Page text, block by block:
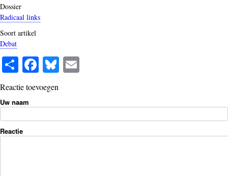
Dossier
Radicaal links
Soort artikel
Debat
S
ha
re
Fa
ce
bo
ok
Bl
ue
y
Reactie toevoegen
Uw naam
Reactie